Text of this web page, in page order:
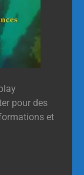
pour des
et